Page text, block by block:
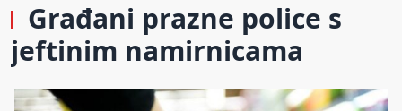
Građani prazne police s
jeftinim namirnicama